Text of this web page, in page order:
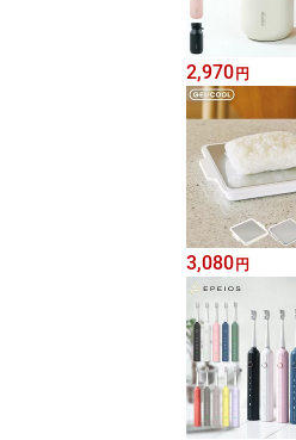
2,970円
3,080円